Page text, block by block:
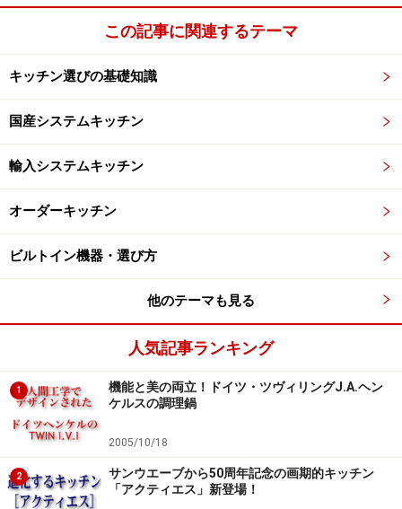
樹脂が原材料の人工大理石は、アクリル系とポリエステ
脂を用いたものも。一般的に、アクリル系やエポキシ樹
脂は透明感があり、ポリエステル系に比べ耐熱性などに
優れるのが特徴。ポリエステル系はアクリル系より比較
的安価なものが多くみられます。いずれもメーカーや商
品によって、価格はもちろん素材感や色合い、性能など
■タイル オリジナルの空間づくりが可能
で温かみのあるキッチンやシャープでモダンなデザイン
など、取り入れ方によって個性的な空間が実現できるの
が魅力。プランニングにもよりますが、施工に手間がか
かったり、目地の汚れが気になるケースもみられます。
■木（無垢材・集成材など） 温かみのあるインテリア
に
この記事に関連するテーマ
キッチン選びの基礎知識
国産システムキッチン
輸入システムキッチン
オーダーキッチン
ビルトイン機器・選び方
他のテーマも見る
人気記事ランキング
1
機能と美の両立！ドイツ・ツヴィリングJ.A.ヘン
ケルスの調理鍋
2005/10/18
2
サンウエーブから50周年記念の画期的キッチン
「アクティエス」新登場！